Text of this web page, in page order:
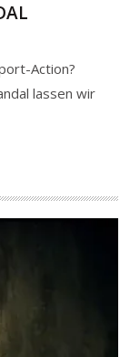
Action?
lassen wir